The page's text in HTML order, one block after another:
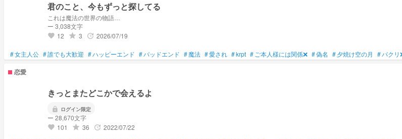
君のこと、今もずっと探してる
これは魔法の世界の物語…
ー 3,038文字
favorite 12 grade 3 update 2026/07/19
#女主人公 #誰でも大歓迎 #ハッピーエンド #バッドエンド #魔法 #愛され #krpt # ご本人様には関係❌ #偽名 #夕焼け空の月 #パクリ
恋愛
きっとまたどこかで会えるよ
lock ログイン限定
ー 28,670文字
favorite 101 grade 36 update 2022/07/22